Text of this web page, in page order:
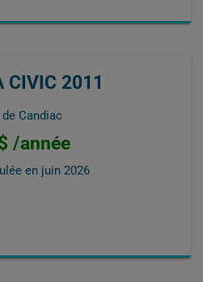
CIVIC 2011
de Candiac
/année
en juin 2026